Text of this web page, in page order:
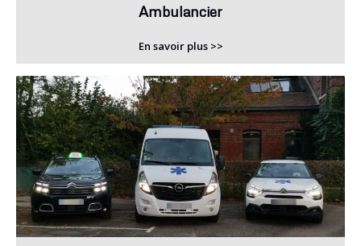
Ambulancier
En savoir plus >>